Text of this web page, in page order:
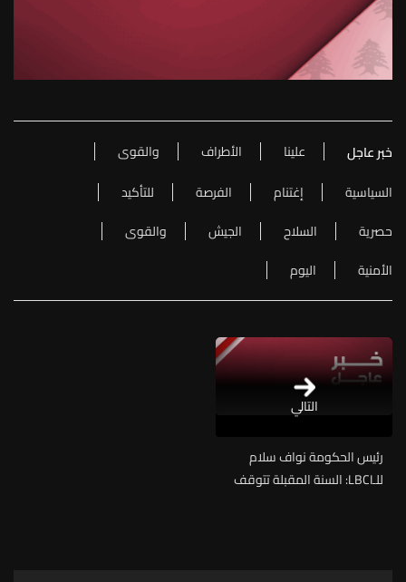
خبر عاجل علينا الأطراف
والقوى
السياسية
إغتنام الفرصة
للتأكيد
حصرية
السلاح الجيش
والقوى
الأمنية
اليوم
التالي
رئيس الحكومة نواف سلام
للـLBCI: السنة المقبلة تتوقف